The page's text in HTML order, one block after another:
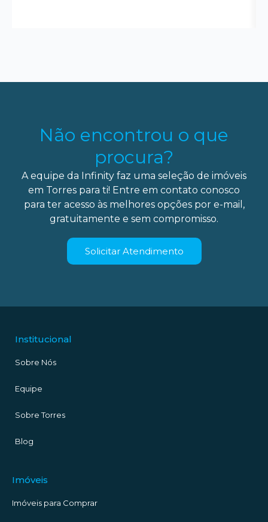
Não encontrou o que
procura?
A equipe da Infinity faz uma seleção de imóveis
em Torres para ti! Entre em contato conosco
para ter acesso às melhores opções por e-mail,
gratuitamente e sem compromisso.
Solicitar Atendimento
Institucional
Sobre Nós
Equipe
Sobre Torres
Blog
Imóveis
Imóveis para Comprar